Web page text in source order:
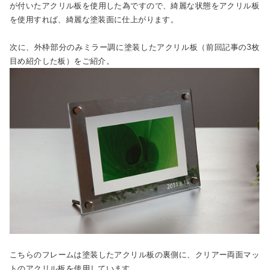
が付いたアクリル板を使用した為ですので、綺麗な状態をアクリル板
を使用すれば、綺麗な塗装面に仕上がります。
次に、外枠部分のみミラー調に塗装したアクリル板（前回記事の3枚
目め紹介した板）をご紹介。
こちらのフレームは塗装したアクリル板の裏側に、クリアー両面マッ